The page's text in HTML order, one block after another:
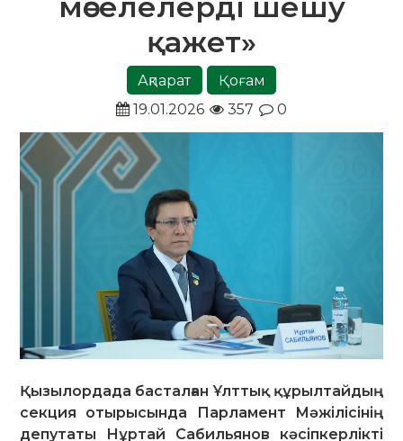
мәселелерді шешу
қажет»
Ақпарат
Қоғам
19.01.2026
357 0
Қызылордада басталған Ұлттық құрылтайдың
секция отырысында Парламент Мәжілісінің
депутаты Нұртай Сабильянов кәсіпкерлікті